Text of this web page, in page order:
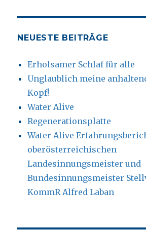
NEUESTE BEITRÄGE
Erholsamer Schlaf für alle
Unglaublich meine
Kopf!
Water Alive
Regenerationsplatte
Water Alive
oberösterreichischen
Landesinnungsmeister und
Bundesinnungsmeister
KommR Alfred Laban